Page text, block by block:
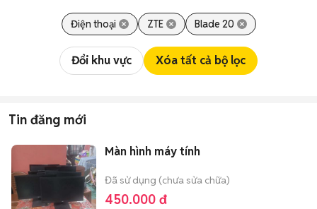
Điện thoại ZTE Blade 20
Đổi khu vực Xóa tất cả bộ lọc
Tin đăng mới
Màn hình máy tính
Đã sử dụng (chưa sửa chữa)
450.000 đ